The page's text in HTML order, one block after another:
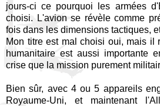
jours-ci ce pourquoi les armées
choisi. L'avion se révèle comme
fois dans les dimensions tactiques,
Mon titre est mal choisi oui, mais il
humanitaire est aussi importante
crise que la mission purement
Bien sûr, avec 4 ou 5 appareils
Royaume-Uni, et maintenant